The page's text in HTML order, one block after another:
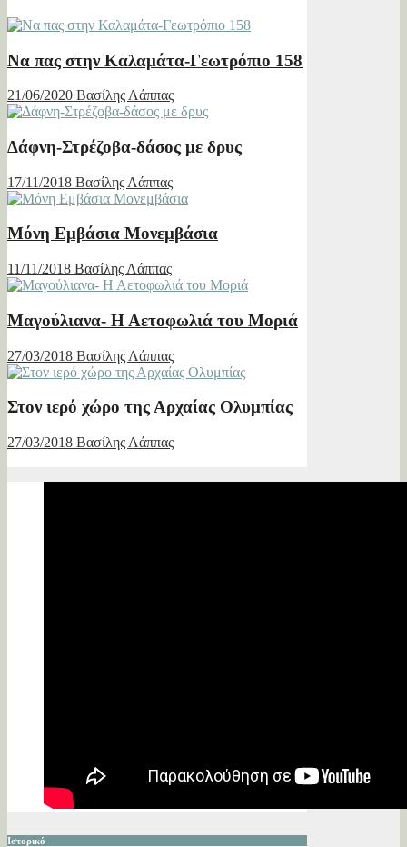
Να πας στην Καλαμάτα-Γεωτρόπιο 158
21/06/2020 Βασίλης Λάππας
Δάφνη-Στρέζοβα-δάσος με δρυς
17/11/2018 Βασίλης Λάππας
Μόνη Εμβάσια Μονεμβάσια
11/11/2018 Βασίλης Λάππας
Μαγούλιανα- Η Αετοφωλιά του Μοριά
27/03/2018 Βασίλης Λάππας
Στον ιερό χώρο της Αρχαίας Ολυμπίας
27/03/2018 Βασίλης Λάππας
Ιστορικό